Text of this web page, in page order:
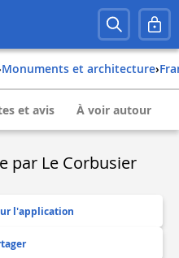
Monuments et architecture›
et avis À voir autour
par Le Corbusier
l'application